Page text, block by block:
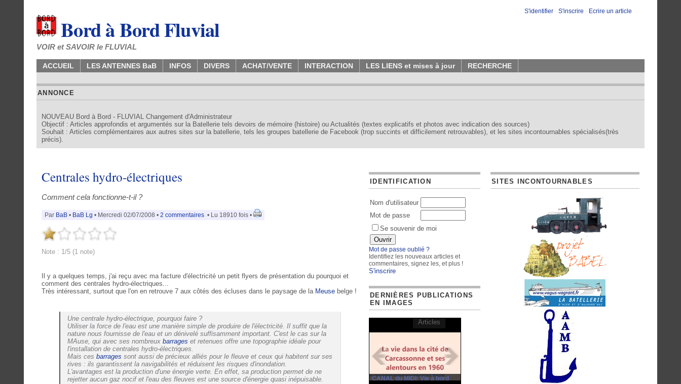
S'identifier - S'inscrire - Ecrire un article
Bord à Bord Fluvial
VOIR et SAVOIR le FLUVIAL
ACCUEIL LES ANTENNES BaB INFOS DIVERS ACHAT/VENTE INTERACTION LES LIENS et mises à jour RECHERCHE
ANNONCE
NOUVEAU Bord à Bord - FLUVIAL Changement d'Administrateur
Objectif : Articles approfondis et argumentés sur la Batellerie tels devoirs de mémoire (histoire) ou Actualités (textes explicatifs et photos avec indication des sources)
Souhait : Articles complémentaires aux autres sites sur la batellerie, tels les groupes batellerie de Facebook (trop succints et difficilement retrouvables), et les sites incontournables spécialisés(très
précis).
Centrales hydro-électriques
Comment cela fonctionne-t-il ?
Par BaB • BaB Lg • Mercredi 02/07/2008 • 2 commentaires • Lu 18910 fois •
Note : 1/5 (1 note)
Il y a quelques temps, j'ai reçu avec ma facture d'électricité un petit flyers de présentation du pourquoi et
comment des centrales hydro-électriques...
Très intéressant, surtout que l'on en retrouve 7 aux côtés des écluses dans le paysage de la Meuse belge !
Une centrale hydro-électrique, pourquoi faire ?
Utiliser la force de l'eau est une manière simple de produire de l'électricité. Il suffit que la
nature nous fournisse de l'eau et un dénivelé suffisamment important. C'est le cas sur la
MAuse, qui avec ses nombreux barrages et retenues offre une topographie idéale pour
l'installation de centrales hydro-électriques.
Mais ces barrages sont aussi de précieux alliés pour le fleuve et ceux qui habitent sur ses
rives : ils garantissent la navigabilités et réduisent les risques d'inondation.
L'avantages est la production d'une énergie verte. En effet, sa production permet de ne
rejetter aucun gaz nocif et l'eau des fleuves est une source d'énergie quasi inépuisable.
IDENTIFICATION
Nom d'utilisateur
Mot de passe
Se souvenir de moi
Mot de passe oublié ?
Identifiez les nouveaux articles et
commentaires, signez les, et plus !
S'inscrire
DERNIÈRES PUBLICATIONS
EN IMAGES
CANAL du MIDI: Vie à bord
Articles
SITES INCONTOURNABLES